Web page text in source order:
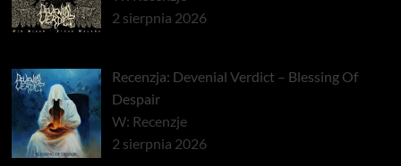
2 sierpnia 2026
Recenzja: Devenial Verdict – Blessing Of
Despair
W: Recenzje
2 sierpnia 2026